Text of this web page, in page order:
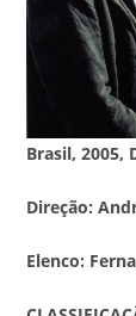
Brasil, 2005,
Direção:
Elenco: